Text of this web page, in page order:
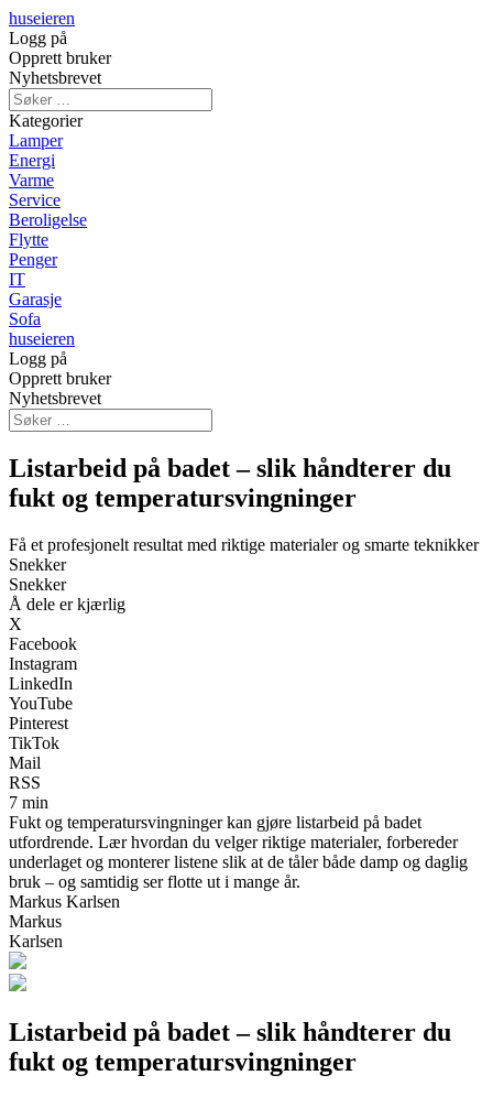
huseieren
Logg på
Opprett bruker
Nyhetsbrevet
Kategorier
Lamper
Energi
Varme
Service
Beroligelse
Flytte
Penger
IT
Garasje
Sofa
huseieren
Logg på
Opprett bruker
Nyhetsbrevet
Listarbeid på badet – slik håndterer du
fukt og temperatursvingninger
Få et profesjonelt resultat med riktige materialer og smarte teknikker
Snekker
Snekker
Å dele er kjærlig
X
Facebook
Instagram
LinkedIn
YouTube
Pinterest
TikTok
Mail
RSS
7 min
Fukt og temperatursvingninger kan gjøre listarbeid på badet
utfordrende. Lær hvordan du velger riktige materialer, forbereder
underlaget og monterer listene slik at de tåler både damp og daglig
bruk – og samtidig ser flotte ut i mange år.
Markus Karlsen
Markus
Karlsen
Listarbeid på badet – slik håndterer du
fukt og temperatursvingninger